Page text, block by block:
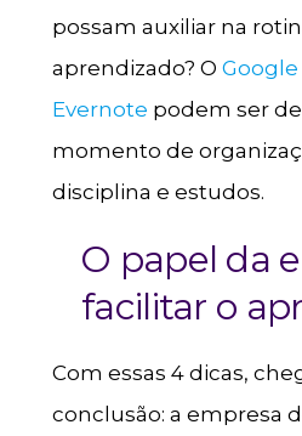
possam auxiliar na
aprendizado? O
Evernote podem ser
momento de
disciplina e estudos.
O papel da
facilitar o
Com essas 4 dicas,
conclusão: a empresa